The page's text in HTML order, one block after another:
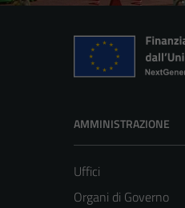
AMMINISTRAZIONE
Uffici
Organi di Governo